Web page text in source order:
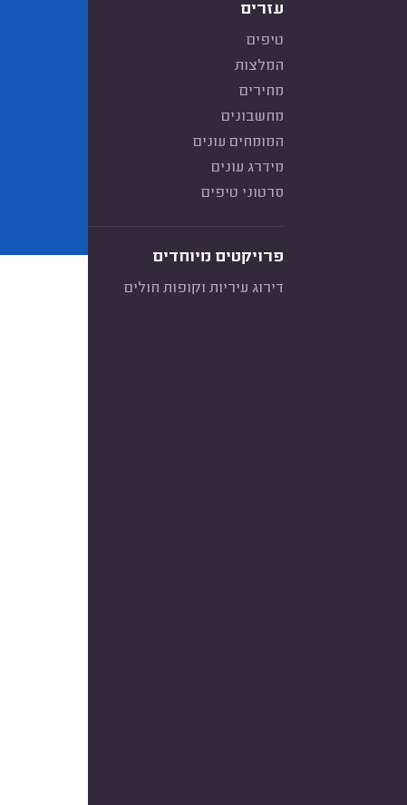
עזרים
טיפים
המלצות
מחירים
מחשבונים
המומחים עונים
מידרג עונים
סרטוני טיפים
פרויקטים מיוחדים
דירוג עיריות וקופות חולים